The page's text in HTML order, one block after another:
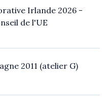
Irlande 2026 -
de l'UE
2011 (atelier G)